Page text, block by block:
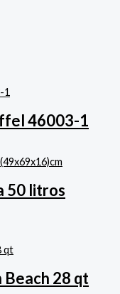
46003-1
50 litros
Beach 28 qt